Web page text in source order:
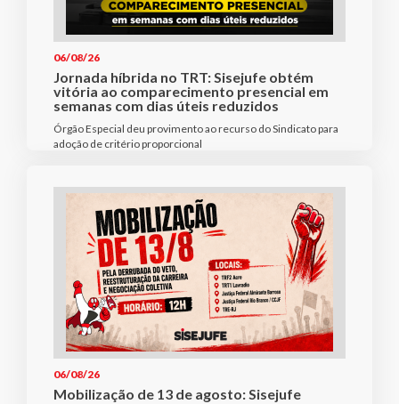
06/08/26
Jornada híbrida no TRT: Sisejufe obtém
vitória ao comparecimento presencial em
semanas com dias úteis reduzidos
Órgão Especial deu provimento ao recurso do Sindicato para
adoção de critério proporcional
06/08/26
Mobilização de 13 de agosto: Sisejufe